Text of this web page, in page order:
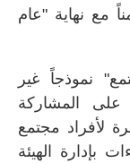
مع نهاية "عام
نموذجاً غير
على المشاركة
لأفراد مجتمع
بإدارة الهيئة